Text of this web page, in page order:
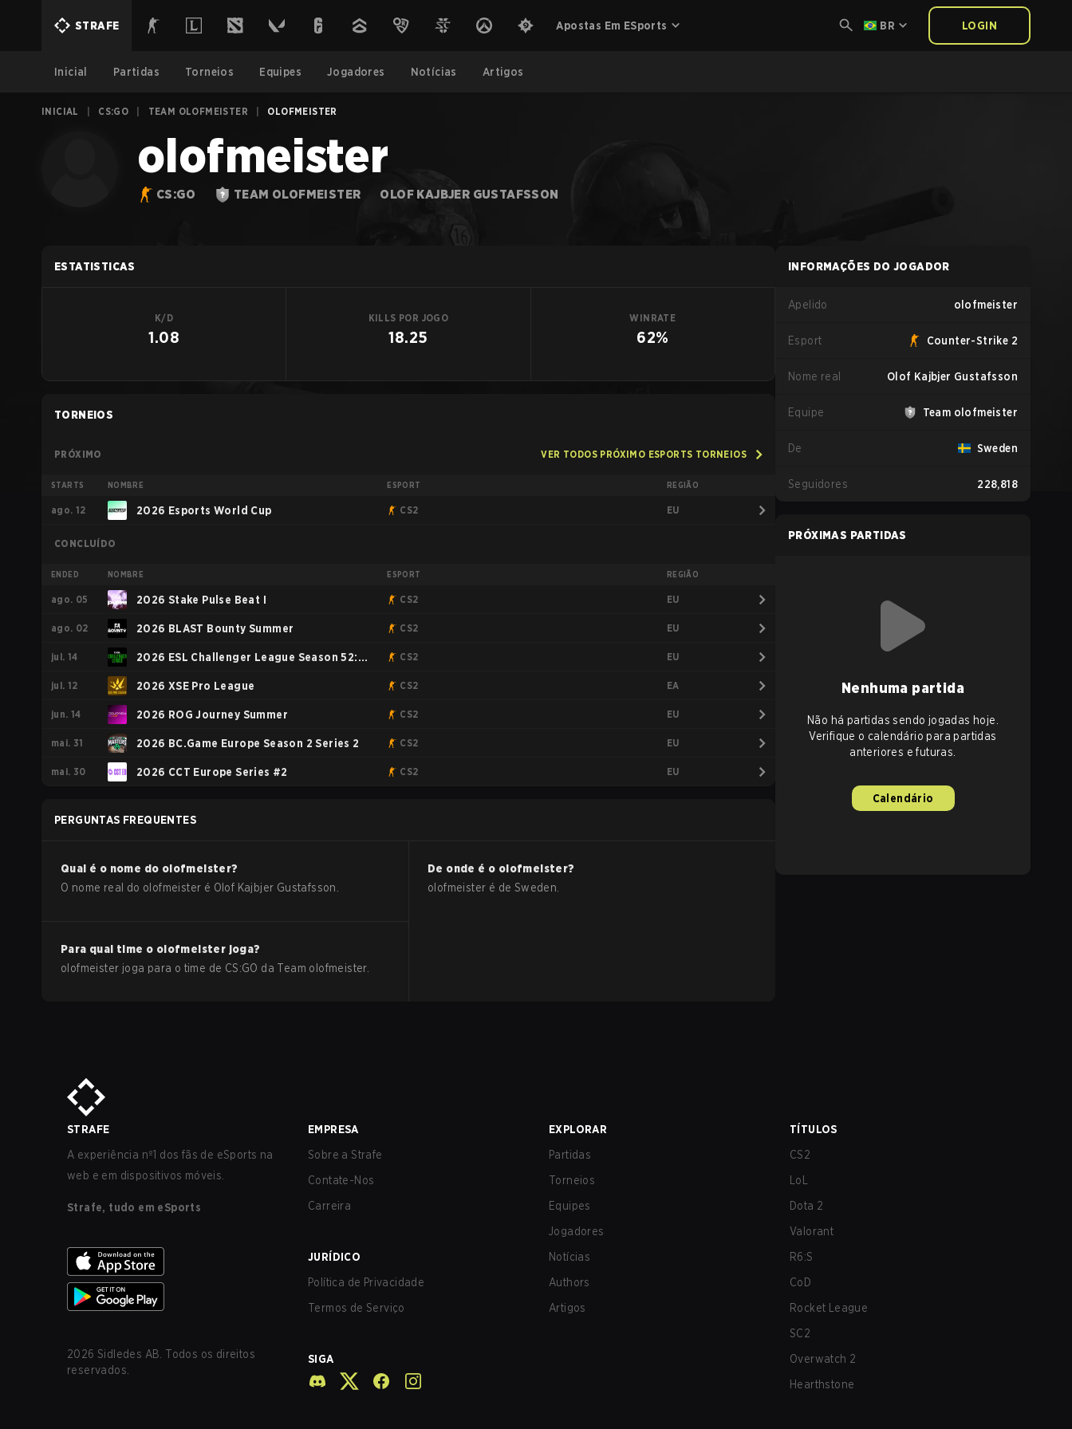
STRAFE Apostas Em ESports BR LOGIN
Inicial Partidas Torneios Equipes Jogadores Notícias Artigos
INICIAL CS:GO TEAM OLOFMEISTER OLOFMEISTER
olofmeister
CS:GO TEAM OLOFMEISTER OLOF KAJBJER GUSTAFSSON
ESTATISTICAS
K/D
1.08
KILLS POR JOGO
18.25
WINRATE
62%
TORNEIOS
PRÓXIMO VER TODOS PRÓXIMO ESPORTS TORNEIOS
STARTS NOMBRE ESPORT REGIÃO
ago. 12 2026 Esports World Cup CS2 EU
CONCLUÍDO
ENDED NOMBRE ESPORT REGIÃO
ago. 05 2026 Stake Pulse Beat I CS2 EU
ago. 02 2026 BLAST Bounty Summer CS2 EU
jul. 14 2026 ESL Challenger League Season 52:
Europe - Cup #1
CS2 EU
jul. 12 2026 XSE Pro League CS2 EA
jun. 14 2026 ROG Journey Summer CS2 EU
mai. 31 2026 BC.Game Europe Season 2 Series 2 CS2 EU
mai. 30 2026 CCT Europe Series #2 CS2 EU
PERGUNTAS FREQUENTES
Qual é o nome do olofmeister?
O nome real do olofmeister é Olof Kajbjer Gustafsson
De onde é o olofmeister?
olofmeister é de Sweden
Para qual time o olofmeister joga?
olofmeister joga para o time de CS:GO da Team olofmeister.
INFORMAÇÕES DO JOGADOR
Apelido olofmeister
Esport Counter-Strike 2
Nome real Olof Kajbjer Gustafsson
Equipe Team olofmeister
De Sweden
Seguidores 228,818
PRÓXIMAS PARTIDAS
Nenhuma partida
Não há partidas sendo jogadas hoje.
Verifique o calendário para partidas
anteriores e futuras.
Calendário
STRAFE
A experiência nº1 dos fãs de eSports na
web e em dispositivos móveis.
Strafe, tudo em eSports
2026 Sidledes AB. Todos os direitos
reservados.
EMPRESA
Sobre a Strafe
Contate-Nos
Carreira
JURÍDICO
Política de Privacidade
Termos de Serviço
SIGA
EXPLORAR
Partidas
Torneios
Equipes
Jogadores
Notícias
Authors
Artigos
TÍTULOS
CS2
LoL
Dota 2
Valorant
R6:S
CoD
Rocket League
SC2
Overwatch 2
Hearthstone